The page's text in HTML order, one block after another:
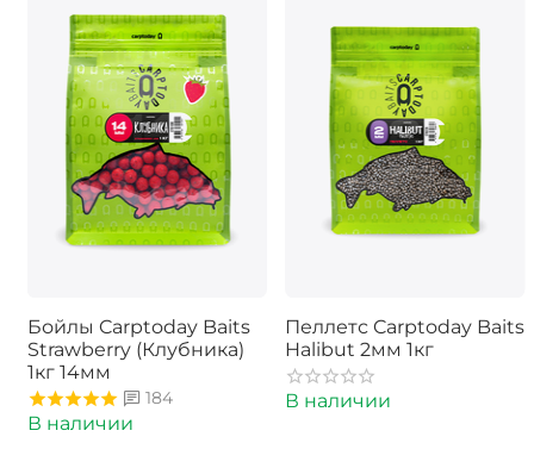
Бойлы Carptoday Baits
Strawberry (Клубника)
1кг 14мм
184
В наличии
Пеллетс Carptoday Baits
Halibut 2мм 1кг
В наличии